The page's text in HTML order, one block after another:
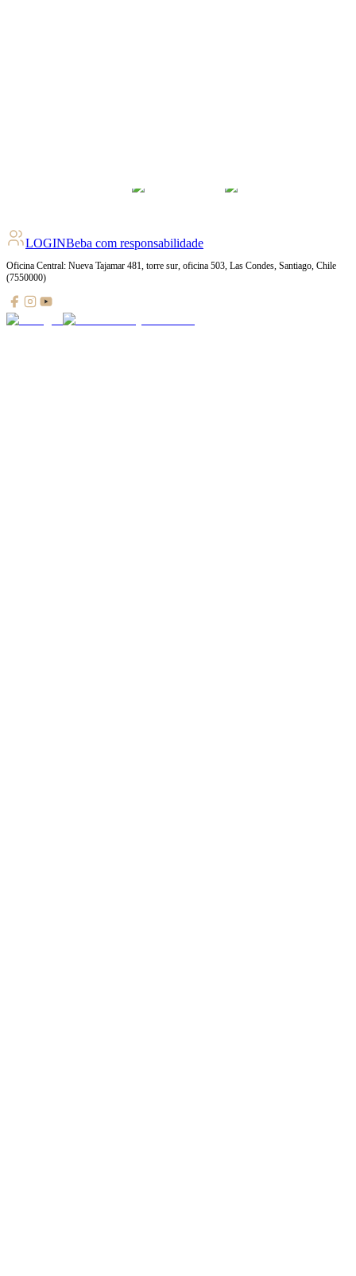
LOGINBeba com responsabilidade
Oficina Central: Nueva Tajamar 481, torre sur, oficina 503, Las Condes, Santiago, Chile
(7550000)